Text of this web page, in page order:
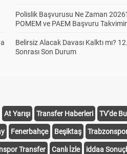
Polislik Başvurusu Ne Zaman
POMEM ve PAEM Başvuru
Belirsiz Alacak Davası Kalktı mı?
Sonrası Son Durum
At Yarışı Transfer Haberleri TV'de
Fenerbahçe Beşiktaş
Transfer Canlı İzle iddaa